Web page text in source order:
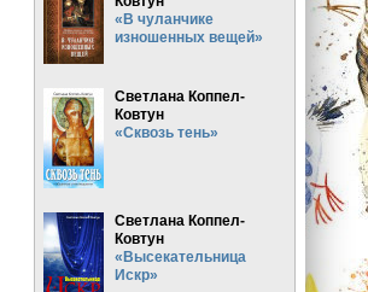
«В чуланчике
изношенных вещей»
Светлана Коппел-
Ковтун
«Сквозь тень»
Светлана Коппел-
Ковтун
«Высекательница
Искр»